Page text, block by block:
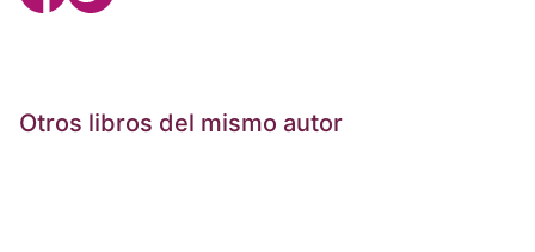
Otros libros del mismo autor